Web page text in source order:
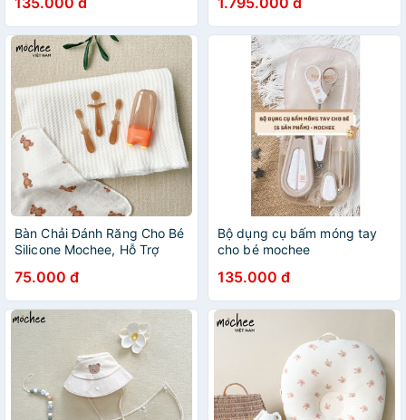
Bàn Chải Đánh Răng Cho Bé
Silicone Mochee, Hỗ Trợ
khoaitasyshop18
75.000 đ
Bộ dụng cụ bấm móng tay
cho bé mochee
135.000 đ